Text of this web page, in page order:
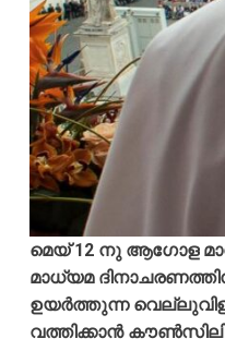
മെയ്‌ 12 നു ആഗോള
മാധ്യമ
ഉയർത്തുന്ന
വത്തിക്കാൻ